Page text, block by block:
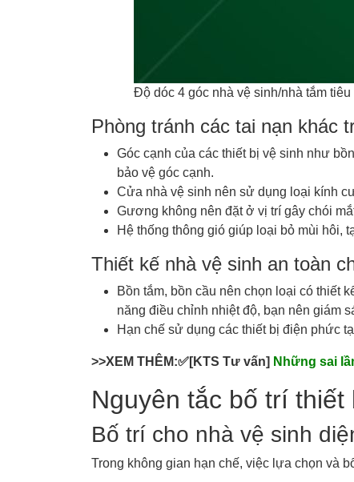
Độ dóc 4 góc nhà vệ sinh/nhà tắm
Phòng tránh các tai nạn khác
Góc cạnh của các thiết bị vệ sinh như
bảo vệ góc cạnh.
Cửa nhà vệ sinh nên sử dụng loại kính
Gương không nên đặt ở vị trí gây chói
Hệ thống thông gió giúp loại bỏ mùi hôi,
Thiết kế nhà vệ sinh an toàn
Bồn tắm, bồn cầu nên chọn loại có thiết
năng điều chỉnh nhiệt độ, bạn nên giám
Hạn chế sử dụng các thiết bị điện phức
>>XEM THÊM:✅[KTS Tư vấn] Những sai
Nguyên tắc bố trí
Bố trí cho nhà vệ sinh
Trong không gian hạn chế, việc lựa chọn và